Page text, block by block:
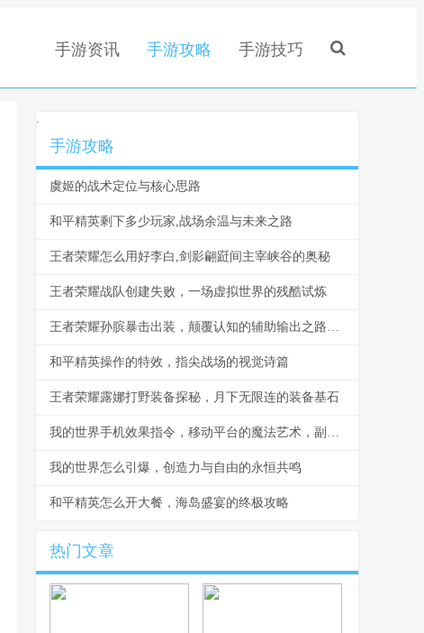
手游资讯 手游攻略 手游技巧
.
手游攻略
虞姬的战术定位与核心思路
和平精英剩下多少玩家,战场余温与未来之路
王者荣耀怎么用好李白,剑影翩跹间主宰峡谷的奥秘
王者荣耀战队创建失败，一场虚拟世界的残酷试炼
王者荣耀孙膑暴击出装，颠覆认知的辅助输出之路副标题
和平精英操作的特效，指尖战场的视觉诗篇
王者荣耀露娜打野装备探秘，月下无限连的装备基石
我的世界手机效果指令，移动平台的魔法艺术，副标题，指尖编织的游戏法则
我的世界怎么引爆，创造力与自由的永恒共鸣
和平精英怎么开大餐，海岛盛宴的终极攻略
热门文章